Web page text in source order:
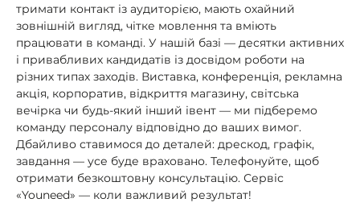
тримати контакт із аудиторією, мають охайний
зовнішній вигляд, чітке мовлення та вміють
працювати в команді. У нашій базі — десятки активних
і привабливих кандидатів із досвідом роботи на
різних типах заходів. Виставка, конференція, рекламна
акція, корпоратив, відкриття магазину, світська
вечірка чи будь-який інший івент — ми підберемо
команду персоналу відповідно до ваших вимог.
Дбайливо ставимося до деталей: дрескод, графік,
завдання — усе буде враховано. Телефонуйте, щоб
отримати безкоштовну консультацію. Сервіс
«Youneed» — коли важливий результат!